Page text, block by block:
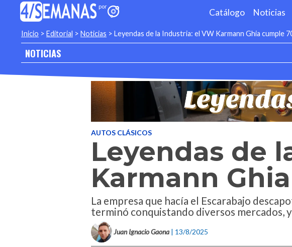
Catálogo Noticias
Inicio > Editorial > Noticias > Leyendas de la Industria: el VW Karmann Ghia cumple
NOTICIAS
AUTOS CLÁSICOS
Leyendas de
Karmann
La empresa que hacía el Escarabajo
terminó conquistando diversos mercados,
Juan Ignacio Gaona | 13/8/2025